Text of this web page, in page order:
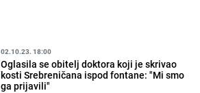
02.10.23. 18:00
Oglasila se obitelj doktora koji je skrivao
kosti Srebreničana ispod fontane: "Mi smo
ga prijavili"